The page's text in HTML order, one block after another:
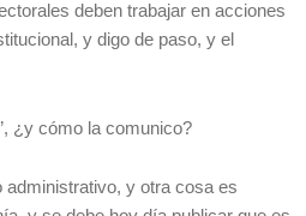
deben trabajar en acciones
y digo de paso, y el
¿y cómo la comunico?
y otra cosa es